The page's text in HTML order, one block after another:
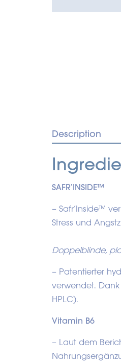
Description
SAFR’INSIDE™
– Safr’Inside™
Stress und
Doppelblinde,
– Patentierter
verwendet.
HPLC).
Vitamin B6
– Laut dem